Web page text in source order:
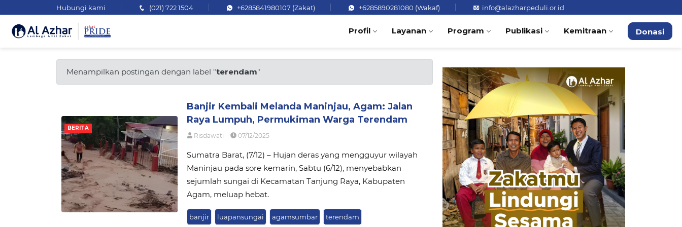
Hubungi kami (021) 722 1504 +6285841980107 (Zakat) +6285890281080 (Wakaf) info@alazharpeduli.or.id
Profil Layanan Program Publikasi Kemitraan Donasi
Menampilkan postingan dengan label "terendam"
BERITA
Banjir Kembali Melanda Maninjau, Agam: Jalan
Raya Lumpuh, Permukiman Warga Terendam
Risdawati 07/12/2025
Sumatra Barat, (7/12) – Hujan deras yang mengguyur wilayah
Maninjau pada sore kemarin, Sabtu (6/12), menyebabkan
sejumlah sungai di Kecamatan Tanjung Raya, Kabupaten
Agam, meluap hebat.
banjir luapansungai agamsumbar terendam